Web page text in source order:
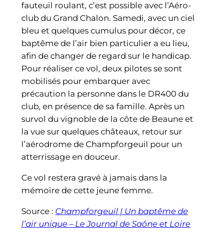
fauteuil roulant, c’est possible avec l’Aéro-
club du Grand Chalon. Samedi, avec un ciel
bleu et quelques cumulus pour décor, ce
baptême de l’air bien particulier a eu lieu,
afin de changer de regard sur le handicap.
Pour réaliser ce vol, deux pilotes se sont
mobilisés pour embarquer avec
précaution la personne dans le DR400 du
club, en présence de sa famille. Après un
survol du vignoble de la côte de Beaune et
la vue sur quelques châteaux, retour sur
l’aérodrome de Champforgeuil pour un
atterrissage en douceur.
Ce vol restera gravé à jamais dans la
mémoire de cette jeune femme.
Source : Champforgeuil | Un baptême de
l’air unique – Le Journal de Saône et Loire